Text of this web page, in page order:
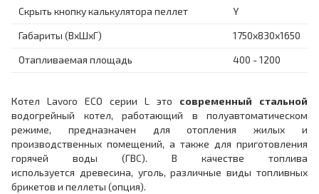
Скрыть кнопку калькулятора пеллет
Y
Габариты (ВхШхГ)
1750x830x1650
Отапливаемая площадь
400 - 1200
Котел Lavoro ECO серии L это современный стальной
водогрейный котел, работающий в полуавтоматическом
режиме, предназначен для отопления жилых и
производственных помещений, а также для приготовления
горячей воды (ГВС). В качестве топлива
используется древесина, уголь, различные виды топливных
брикетов и пеллеты (опция).